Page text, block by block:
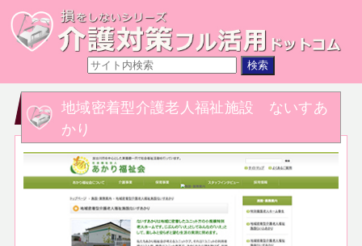
地域密着型介護老人福祉施設 ないすあ
かり